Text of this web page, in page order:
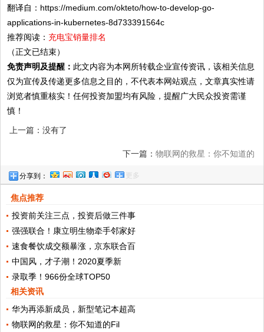
翻译自：https://medium.com/okteto/how-to-develop-go-
applications-in-kubernetes-8d733391564c
推荐阅读： 充电宝销量排名
（正文已结束）
免责声明及提醒： 此文内容为本网所转载企业宣传资讯，该相关信息
仅为宣传及传递更多信息之目的，不代表本网站观点，文章真实性请
浏览者慎重核实！任何投资加盟均有风险，提醒广大民众投资需谨
慎！
上一篇：没有了
下一篇： 物联网的救星：你不知道的
分享到： 更多
焦点推荐
投资前关注三点，投资后做三件事
强强联合！康立明生物牵手邻家好
速食餐饮成交额暴涨，京东联合百
中国风，才子潮！2020夏季新
录取季！966份全球TOP50
相关资讯
华为再添新成员，新型笔记本超高
物联网的救星：你不知道的Fil